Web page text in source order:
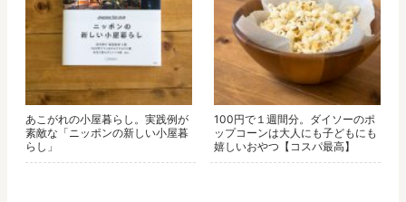
あこがれの小屋暮らし。実践例が
素敵な「ニッポンの新しい小屋暮
らし」
100円で１週間分。ダイソーのポ
ップコーンは大人にも子どもにも
嬉しいおやつ【コスパ最高】